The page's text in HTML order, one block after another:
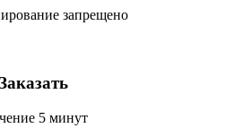
запрещено
5 минут